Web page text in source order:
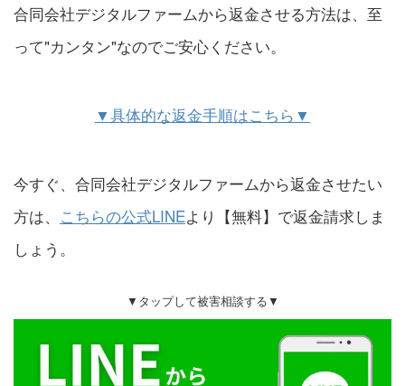
合同会社デジタルファームから返金させる方法は、至
って"カンタン"なのでご安心ください。
▼具体的な返金手順はこちら▼
今すぐ、合同会社デジタルファームから返金させたい
方は、 こちらの公式LINEより【無料】で返金請求しま
しょう。
▼タップして被害相談する▼